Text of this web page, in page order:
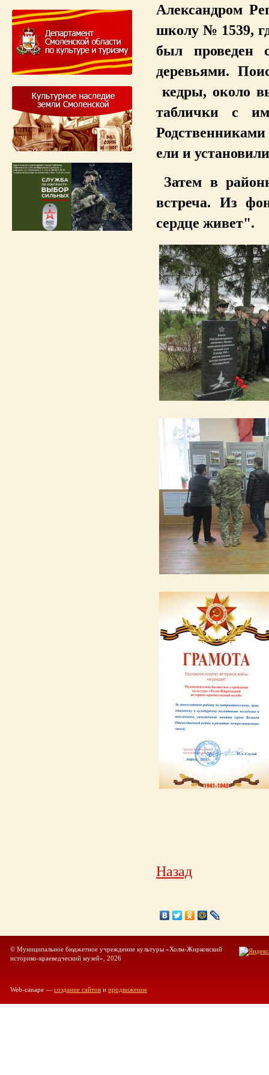
Александром
школу № 1539,
был проведен
деревьями.
кедры, около
таблички с
ели и
Затем в
встреча. Из
сердце живет".
Назад
© Муниципальное бюджетное учреждение культуры «Холм-Жирковский
историко-краеведческий музей», 2026
Web-canape — создание сайтов и продвижение